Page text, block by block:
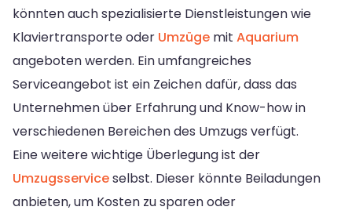
könnten auch spezialisierte Dienstleistungen wie
Klaviertransporte oder Umzüge mit Aquarium
angeboten werden. Ein umfangreiches
Serviceangebot ist ein Zeichen dafür, dass das
Unternehmen über Erfahrung und Know-how in
verschiedenen Bereichen des Umzugs verfügt.
Eine weitere wichtige Überlegung ist der
Umzugsserviceselbst. Dieser könnte Beiladungen
anbieten, um Kosten zu sparen oder